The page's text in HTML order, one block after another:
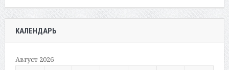
КАЛЕНДАРЬ
Август 2026